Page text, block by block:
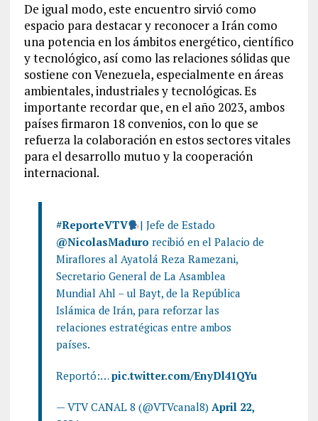
De igual modo, este encuentro sirvió como
espacio para destacar y reconocer a Irán como
una potencia en los ámbitos energético, científico
y tecnológico, así como las relaciones sólidas que
sostiene con Venezuela, especialmente en áreas
ambientales, industriales y tecnológicas. Es
importante recordar que, en el año 2023, ambos
países firmaron 18 convenios, con lo que se
refuerza la colaboración en estos sectores vitales
para el desarrollo mutuo y la cooperación
internacional.
#ReporteVTV
| Jefe de Estado
@NicolasMaduro recibió en el Palacio de
Miraflores al Ayatolá Reza Ramezani,
Secretario General de La Asamblea
Mundial Ahl – ul Bayt, de la República
Islámica de Irán, para reforzar las
relaciones estratégicas entre ambos
países.
Reportó:…pic.twitter.com/EnyDl41QYu
— VTV CANAL 8 (@VTVcanal8) April 22,